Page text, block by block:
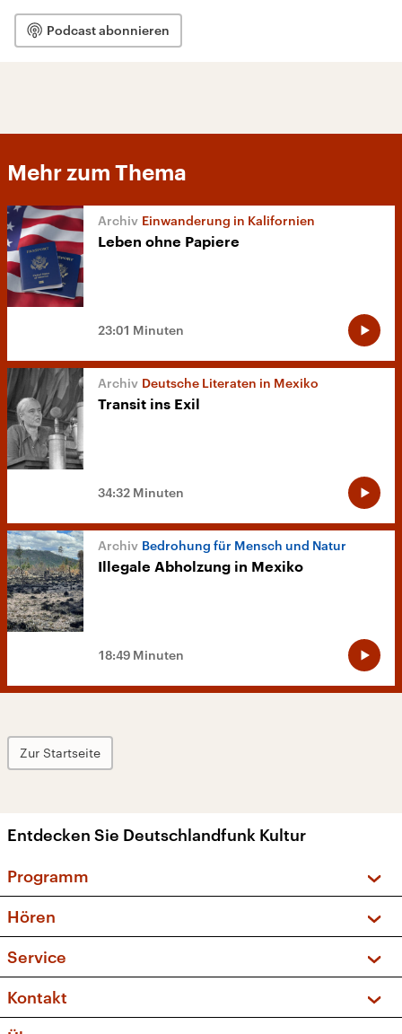
Podcast abonnieren
Mehr zum Thema
Einwanderung in Kalifornien
Leben ohne Papiere
23:01 Minuten
Deutsche Literaten in Mexiko
Transit ins Exil
34:32 Minuten
Bedrohung für Mensch und Natur
Illegale Abholzung in Mexiko
18:49 Minuten
Zur Startseite
Entdecken Sie Deutschlandfunk Kultur
Programm
Sendungen und Podcasts
Musikliste
Kakadu – Das Kinderprogramm
Hören
Frequenzen (UKW + DAB+)
Service
FAQ
Apps
Kontakt